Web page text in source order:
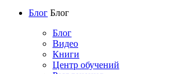
Блог Блог
Блог
Видео
Книги
Центр обучений